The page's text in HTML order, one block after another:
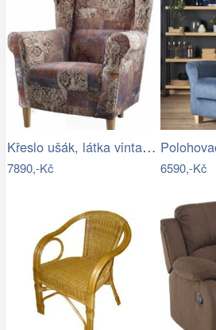
Křeslo ušák, látka vintage hnědá 1026,…
7890,-Kč 6590,-Kč